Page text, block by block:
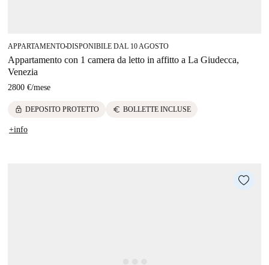
APPARTAMENTO■DISPONIBILE DAL 10 AGOSTO
Appartamento con 1 camera da letto in affitto a La Giudecca,
Venezia
2800 €/mese
lock DEPOSITO PROTETTO euro BOLLETTE INCLUSE
+info